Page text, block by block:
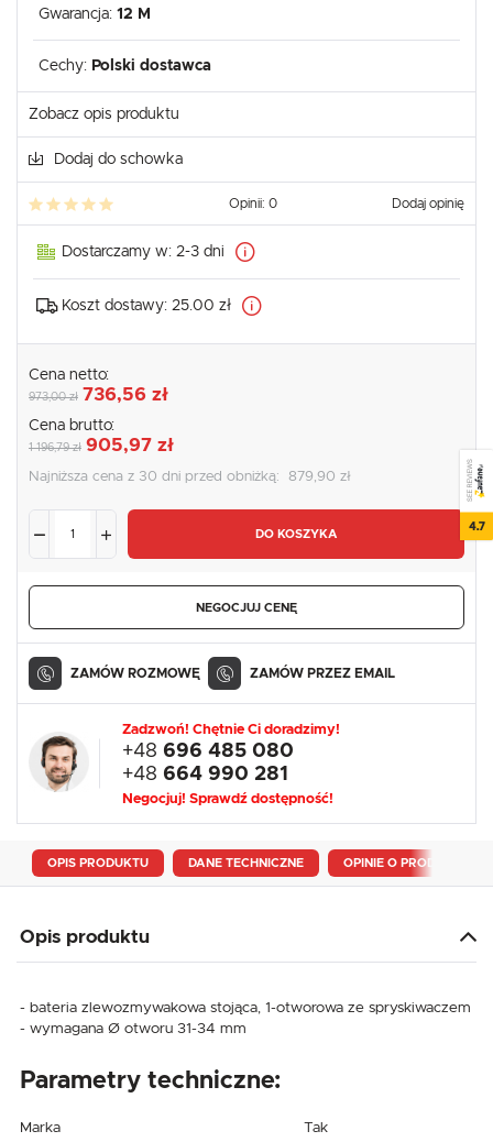
Gwarancja: 12 M
Cechy: Polski dostawca
Zobacz opis produktu
Dodaj do schowka
Opinii: 0 Dodaj opinię
Dostarczamy w: 2-3 dni
Koszt dostawy: 25.00 zł
Cena netto:
973,00 zł 736,56 zł
Cena brutto:
1 196,79 zł 905,97 zł
Najniższa cena z 30 dni przed obniżką: 879,90 zł
DO KOSZYKA
NEGOCJUJ CENĘ
ZAMÓW ROZMOWĘ ZAMÓW PRZEZ EMAIL
Zadzwoń! Chętnie Ci doradzimy!
+48 696 485 080
+48 664 990 281
Negocjuj! Sprawdź dostępność!
OPIS PRODUKTU DANE TECHNICZNE OPINIE O PRODUKCIE
Opis produktu
- bateria zlewozmywakowa stojąca, 1-otworowa ze spryskiwaczem
- wymagana Ø otworu 31-34 mm
Parametry techniczne:
Marka Tak
SEE REVIEWS
4.7